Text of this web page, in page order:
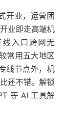
开业，运营团
业即走高端机
入口跨网无
常用五大地区
线节点外，机
还不错。解锁
等 AI 工具解